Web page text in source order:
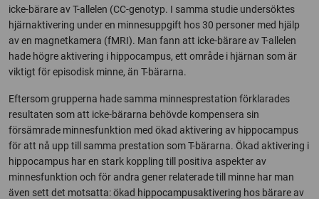
icke-bärare av T-allelen (CC-genotyp. I samma studie undersöktes
hjärnaktivering under en minnesuppgift hos 30 personer med hjälp
av en magnetkamera (fMRI). Man fann att icke-bärare av T-allelen
hade högre aktivering i hippocampus, ett område i hjärnan som är
viktigt för episodisk minne, än T-bärarna.
Eftersom grupperna hade samma minnesprestation förklarades
resultaten som att icke-bärarna behövde kompensera sin
försämrade minnesfunktion med ökad aktivering av hippocampus
för att nå upp till samma prestation som T-bärarna. Ökad aktivering i
hippocampus har en stark koppling till positiva aspekter av
minnesfunktion och för andra gener relaterade till minne har man
även sett det motsatta: ökad hippocampusaktivering hos bärare av